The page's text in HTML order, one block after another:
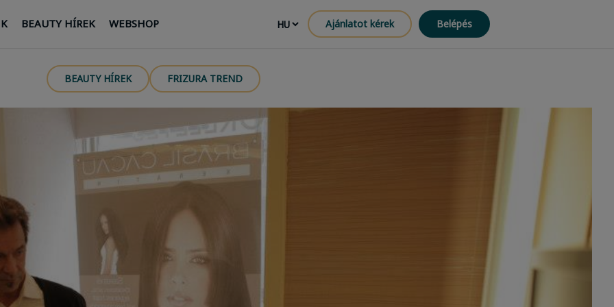
BEAUTY HÍREK WEBSHOP Ajánlatot kérek Belépés
BEAUTY HÍREK FRIZURA TREND